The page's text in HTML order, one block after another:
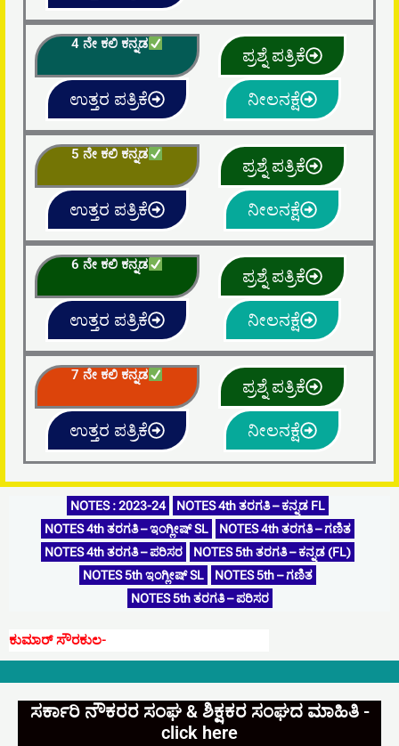
4 ನೇ ಕಲಿ ಕನ್ನಡ
ಪ್ರಶ್ನೆ ಪತ್ರಿಕೆ
ಉತ್ತರ ಪತ್ರಿಕೆ ನೀಲನಕ್ಷೆ
5 ನೇ ಕಲಿ ಕನ್ನಡ
ಪ್ರಶ್ನೆ ಪತ್ರಿಕೆ
ಉತ್ತರ ಪತ್ರಿಕೆ ನೀಲನಕ್ಷೆ
6 ನೇ ಕಲಿ ಕನ್ನಡ
ಪ್ರಶ್ನೆ ಪತ್ರಿಕೆ
ಉತ್ತರ ಪತ್ರಿಕೆ ನೀಲನಕ್ಷೆ
7 ನೇ ಕಲಿ ಕನ್ನಡ
ಪ್ರಶ್ನೆ ಪತ್ರಿಕೆ
ಉತ್ತರ ಪತ್ರಿಕೆ ನೀಲನಕ್ಷೆ
NOTES : 2023-24
NOTES 4th ತರಗತಿ – ಕನ್ನಡ FL
NOTES 4th ತರಗತಿ – ಇಂಗ್ಲೀಷ್ SL
NOTES 4th ತರಗತಿ – ಗಣಿತ
NOTES 4th ತರಗತಿ – ಪರಿಸರ
NOTES 5th ತರಗತಿ – ಕನ್ನಡ (FL)
NOTES 5th ಇಂಗ್ಲೀಷ್ SL
NOTES 5th – ಗಣಿತ
NOTES 5th ತರಗತಿ – ಪರಿಸರ
ಕುಮಾರ್‌ ಸೌರಕುಲ-
ಸರ್ಕಾರಿ ನೌಕರರ ಸಂಘ & ಶಿಕ್ಷಕರ ಸಂಘದ ಮಾಹಿತಿ -
click here